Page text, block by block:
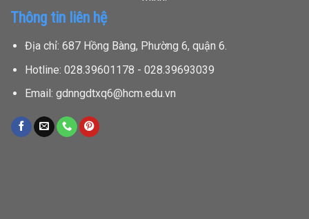
Thông tin liên hệ
Địa chỉ: 687 Hồng Bàng, Phường 6, quận 6.
Hotline: 028.39601178 - 028.39693039
Email: gdnngdtxq6@hcm.edu.vn